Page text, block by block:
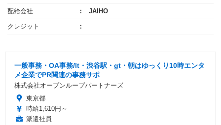
配給会社 JAIHO
クレジット
一般事務・OA事務/lt・渋谷駅・gt・朝はゆっくり10時エンタ
メ企業でPR関連の事務サポ
株式会社オープンループパートナーズ
東京都
時給1,610円～
派遣社員